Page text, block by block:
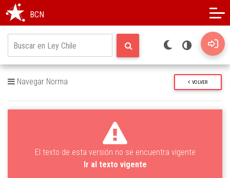
BCN
Navegar Norma VOLVER
El texto de esta versión no se encuentra vigente
Ir al texto vigente